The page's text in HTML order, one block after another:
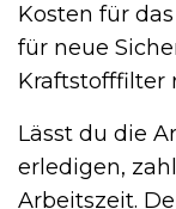
Kosten für
für neue
Kraftstofffilter
Lässt du die
erledigen,
Arbeitszeit.